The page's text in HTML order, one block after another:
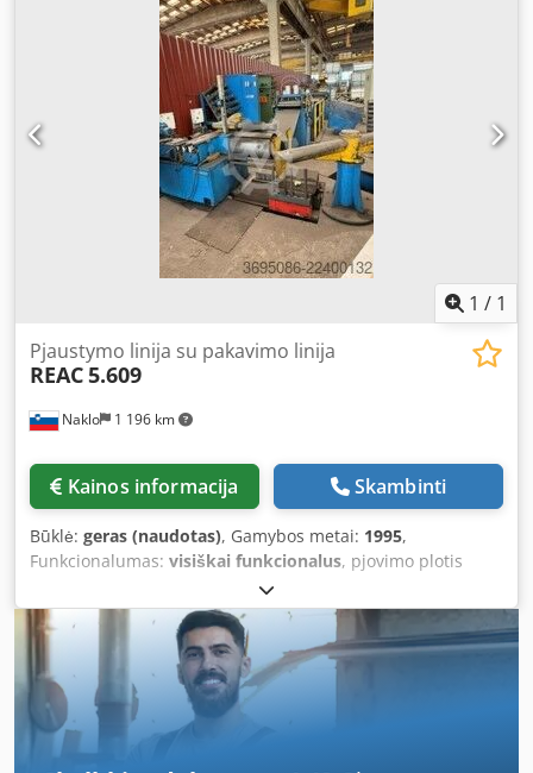
1 / 1
Naklo 1 196 km
Pjaustymo linija su pakavimo linija
REAC5.609
Kainos informacija Skambinti
Būklė: geras (naudotas), Gamybos metai: 1995,
Funkcionalumas: visiškai funkcionalus, pjovimo plotis
, Siūlome naudotą, geros būklės REAC
5.609 pjovimo liniją su pakavimo linija, pagaminta 1995 m.
Gamintojas: REAC Modelis: 5.609 Pagaminimo metai: 1995
Būklė: gera Cjdpfx Adjznxffo Nsrf Kategorijos ID: 805 Tipo
ID: 1270 Įrangos tipas: pjovimo linija su pakavimo linija
Įeinančios juostos plotis: 500 mm Juostos storis: 0,25–2,0
mm Ritės svoris atsukimo įrenginyje: 5000 kg Ritės svoris
suvyniojimo įrenginyje: 2000 kg Pjūvių skaičius: 20–25